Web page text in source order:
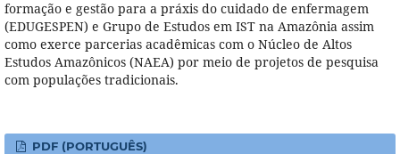
formação e gestão para a práxis do cuidado de enfermagem
(EDUGESPEN) e Grupo de Estudos em IST na Amazônia assim
como exerce parcerias acadêmicas com o Núcleo de Altos
Estudos Amazônicos (NAEA) por meio de projetos de pesquisa
com populações tradicionais.
PDF (PORTUGUÊS)